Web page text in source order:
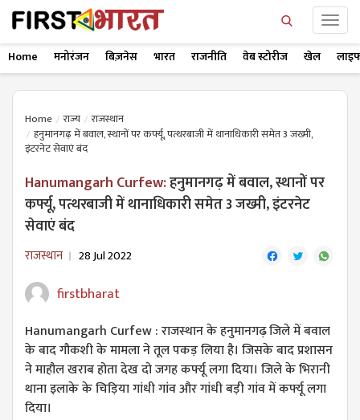
Home मनोरंजन बिज़नेस भारत राजनीति वेब स्टोरीज खेल
Home राज्य
राजस्थान
हनुमानगढ़ में बवाल, स्थानों पर कर्फ्यू, पत्थरबाजी में थानाधिकारी समेत 3 जख्मी,
इंटरनेट सेवाएं बंद
Hanumangarh Curfew:हनुमानगढ़ में बवाल, स्थानों पर
कर्फ्यू, पत्थरबाजी में थानाधिकारी समेत 3 जख्मी, इंटरनेट
सेवाएं बंद
राजस्थान 28 Jul 2022
firstbharat
Hanumangarh Curfew : राजस्थान के हनुमानगढ़ जिले में बवाल
के बाद गौकशी के मामला ने तूल पकड़ लिया है। जिसके बाद प्रशासन
ने माहौल खराब होता देख दो जगह कर्फ्यू लगा दिया। जिले के भिरानी
थाना इलाके के चिड़िया गांधी गांव और गांधी बड़ी गांव में कर्फ्यू लगा
दिया।